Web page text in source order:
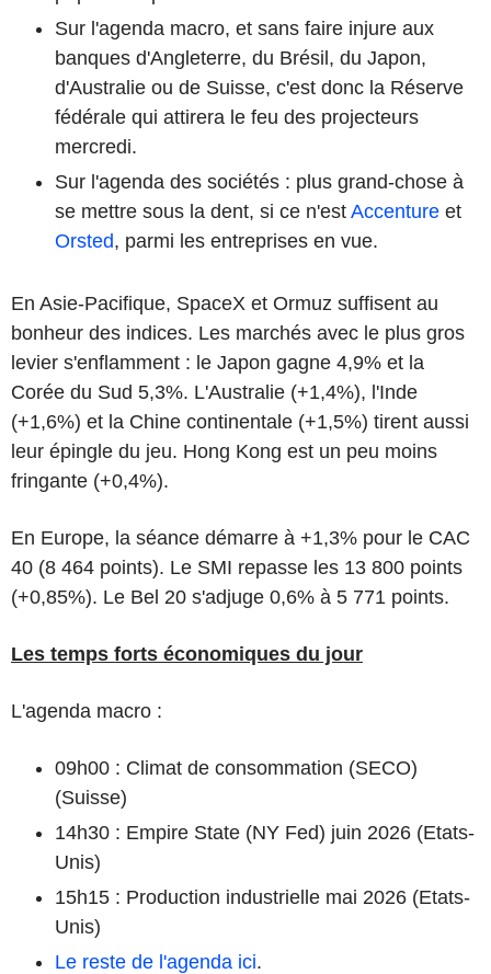
Sur l'agenda macro, et sans faire injure aux
banques d'Angleterre, du Brésil, du Japon,
d'Australie ou de Suisse, c'est donc la Réserve
fédérale qui attirera le feu des projecteurs
mercredi.
Sur l'agenda des sociétés : plus grand-chose à
se mettre sous la dent, si ce n'est Accenture et
Orsted, parmi les entreprises en vue.
En Asie-Pacifique, SpaceX et Ormuz suffisent au
bonheur des indices. Les marchés avec le plus gros
levier s'enflamment : le Japon gagne 4,9% et la
Corée du Sud 5,3%. L'Australie (+1,4%), l'Inde
(+1,6%) et la Chine continentale (+1,5%) tirent aussi
leur épingle du jeu. Hong Kong est un peu moins
fringante (+0,4%).
En Europe, la séance démarre à +1,3% pour le CAC
40 (8 464 points). Le SMI repasse les 13 800 points
(+0,85%). Le Bel 20 s'adjuge 0,6% à 5 771 points.
Les temps forts économiques du jour
L'agenda macro :
09h00 : Climat de consommation (SECO)
(Suisse)
14h30 : Empire State (NY Fed) juin 2026 (Etats-
Unis)
15h15 : Production industrielle mai 2026 (Etats-
Unis)
Le reste de l'agenda ici.